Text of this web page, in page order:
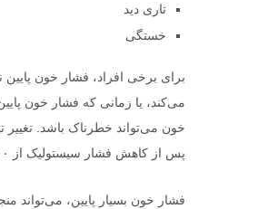
تاری دید
خستگی
برای برخی افراد، فشار خون
می‌کند، یا زمانی که فشار خون
پس از کاهش فشار سیستولیک از ۱۱۰ میلی‌متر جیوه به ۹۰ میلی‌متر جیوه رخ دهند.
فشار خون بسیار پایین، می‌تواند